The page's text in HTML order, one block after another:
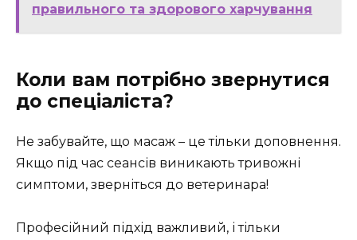
правильного та здорового харчування
Коли вам потрібно звернутися
до спеціаліста?
Не забувайте, що масаж – це тільки доповнення.
Якщо під час сеансів виникають тривожні
симптоми, зверніться до ветеринара!
Професійний підхід важливий, і тільки